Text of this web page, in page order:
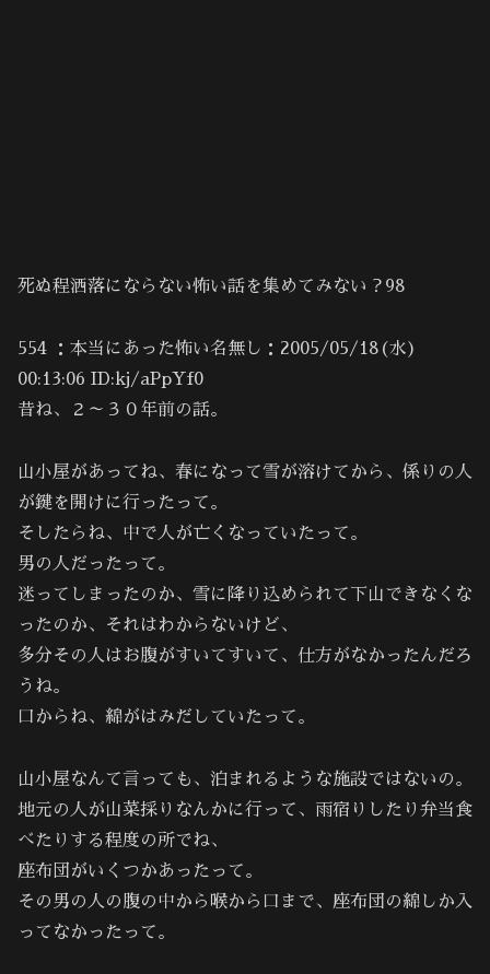
死ぬ程洒落にならない怖い話を集めてみない？98
554 ：本当にあった怖い名無し：2005/05/18(水)
00:13:06 ID:kj/aPpYf0
昔ね、２～３０年前の話。
山小屋があってね、春になって雪が溶けてから、係りの人
が鍵を開けに行ったって。
そしたらね、中で人が亡くなっていたって。
男の人だったって。
迷ってしまったのか、雪に降り込められて下山できなくな
ったのか、それはわからないけど、
多分その人はお腹がすいてすいて、仕方がなかったんだろ
うね。
口からね、綿がはみだしていたって。
山小屋なんて言っても、泊まれるような施設ではないの。
地元の人が山菜採りなんかに行って、雨宿りしたり弁当食
べたりする程度の所でね、
座布団がいくつかあったって。
その男の人の腹の中から喉から口まで、座布団の綿しか入
ってなかったって。